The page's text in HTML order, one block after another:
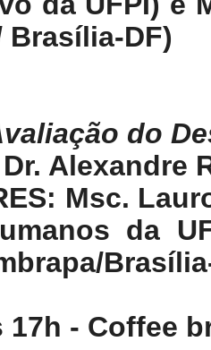
Brasília-DF)
do
Alexandre
Msc.
da
17h - Coffee